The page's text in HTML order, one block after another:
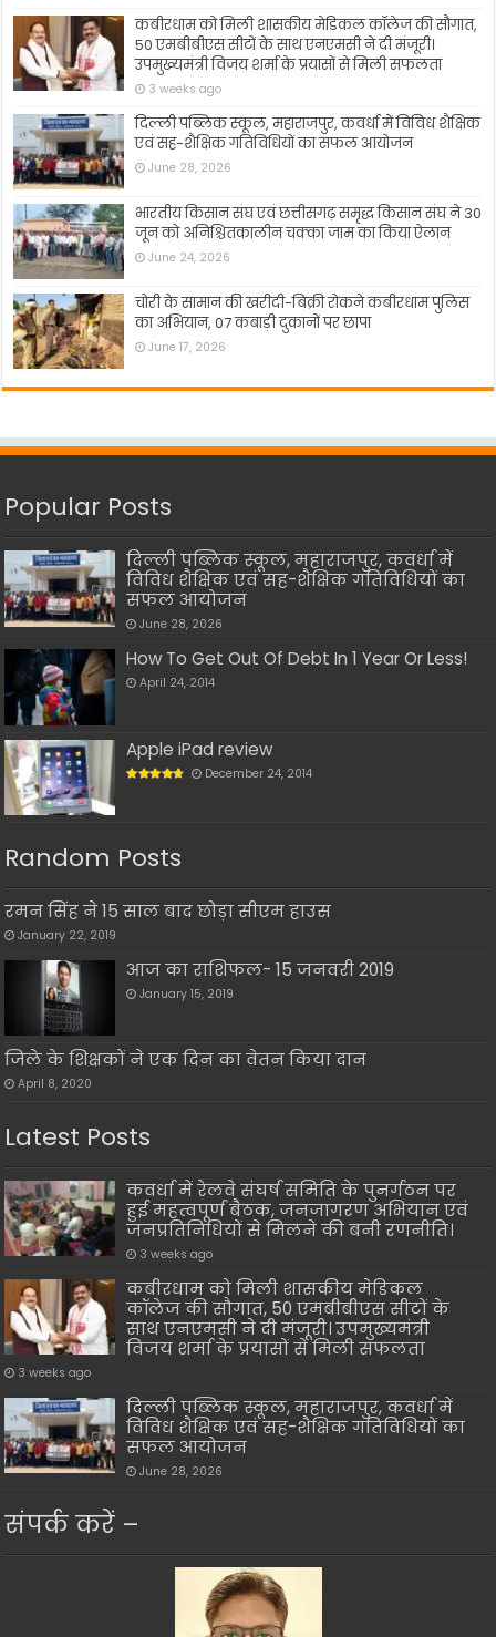
कबीरधाम को मिली शासकीय मेडिकल कॉलेज की सौगात,
50 एमबीबीएस सीटों के साथ एनएमसी ने दी मंजूरी।
उपमुख्यमंत्री विजय शर्मा के प्रयासों से मिली सफलता
3 weeks ago
दिल्ली पब्लिक स्कूल, महाराजपुर, कवर्धा में विविध शैक्षिक
एवं सह-शैक्षिक गतिविधियों का सफल आयोजन
June 28, 2026
भारतीय किसान संघ एवं छत्तीसगढ़ समृद्ध किसान संघ ने 30
जून को अनिश्चितकालीन चक्का जाम का किया ऐलान
June 24, 2026
चोरी के सामान की खरीदी-बिक्री रोकने कबीरधाम पुलिस
का अभियान, 07 कबाड़ी दुकानों पर छापा
June 17, 2026
Popular Posts
दिल्ली पब्लिक स्कूल, महाराजपुर, कवर्धा में
विविध शैक्षिक एवं सह-शैक्षिक गतिविधियों का
सफल आयोजन
June 28, 2026
How To Get Out Of Debt In 1 Year Or Less!
April 24, 2014
Apple iPad review
December 24, 2014
Random Posts
रमन सिंह ने 15 साल बाद छोड़ा सीएम हाउस
January 22, 2019
आज का राशिफल- 15 जनवरी 2019
January 15, 2019
जिले के शिक्षकों ने एक दिन का वेतन किया दान
April 8, 2020
Latest Posts
कवर्धा में रेलवे संघर्ष समिति के पुनर्गठन पर
हुई महत्वपूर्ण बैठक, जनजागरण अभियान एवं
जनप्रतिनिधियों से मिलने की बनी रणनीति।
3 weeks ago
कबीरधाम को मिली शासकीय मेडिकल
कॉलेज की सौगात, 50 एमबीबीएस सीटों के
साथ एनएमसी ने दी मंजूरी। उपमुख्यमंत्री
विजय शर्मा के प्रयासों से मिली सफलता
3 weeks ago
दिल्ली पब्लिक स्कूल, महाराजपुर, कवर्धा में
विविध शैक्षिक एवं सह-शैक्षिक गतिविधियों का
सफल आयोजन
June 28, 2026
संपर्क करें –